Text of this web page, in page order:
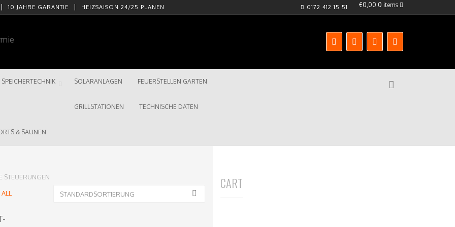
€0,00 0 items
10 JAHRE GARANTIE HEIZSAISON 24/25 PLANEN 0172 412 15 51
SPEICHERTECHNIK SOLARANLAGEN FEUERSTELLEN GARTEN
GRILLSTATIONEN TECHNISCHE DATEN
& SAUNEN
STEUERUNGEN
ALL STANDARDSORTIERUNG
CART